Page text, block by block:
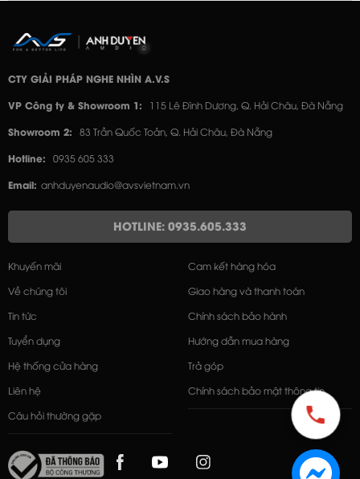
CTY GIẢI PHÁP NGHE NHÌN A.V.S
VP Công ty & Showroom 1: 115 Lê Đình Dương, Q. Hải Châu, Đà Nẵng
Showroom 2: 83 Trần Quốc Toản, Q. Hải Châu, Đà Nẵng
Hotline: 0935 605 333
Email: anhduyenaudio@avsvietnam.vn
HOTLINE: 0935.605.333
Khuyến mãi
Về chúng tôi
Tin tức
Tuyển dụng
Hệ thống cửa hàng
Liên hệ
Câu hỏi thường gặp
Cam kết hàng hóa
Giao hàng và thanh toán
Chính sách bảo hành
Hướng dẫn mua hàng
Trả góp
Chính sách bảo mật thông tin